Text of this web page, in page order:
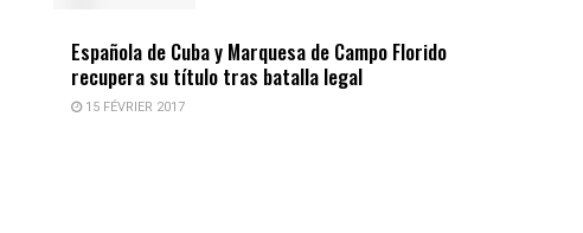
Española de Cuba y Marquesa de Campo Florido
recupera su título tras batalla legal
15 FÉVRIER 2017